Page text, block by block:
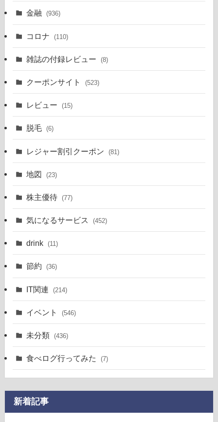
金融 (936)
コロナ (110)
雑誌の付録レビュー (8)
クーポンサイト (523)
レビュー (15)
脱毛 (6)
レジャー割引クーポン (81)
地図 (23)
株主優待 (77)
気になるサービス (452)
drink (11)
節約 (36)
IT関連 (214)
イベント (546)
未分類 (436)
食べログ行ってみた (7)
新着記事